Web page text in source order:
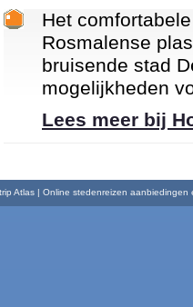
Het
Rosmalense
bruisende stad
mogelijkheden
Lees meer bij
Atlas | Online stedenreizen